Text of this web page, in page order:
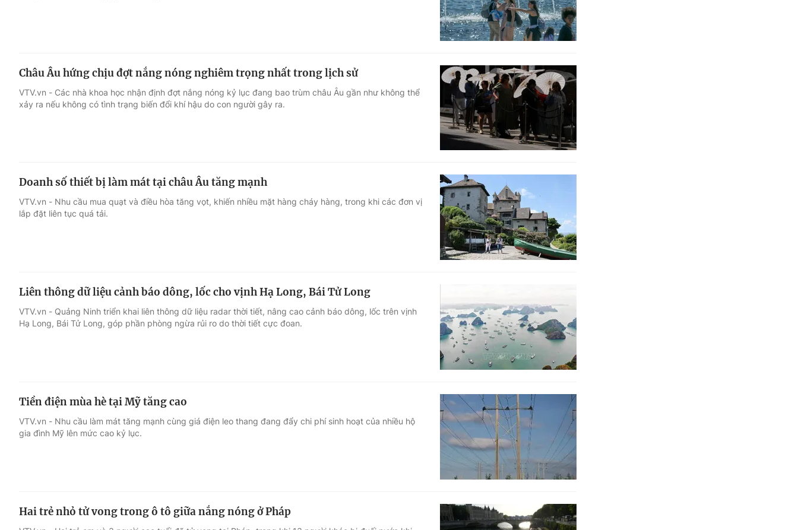
Châu Âu hứng chịu đợt nắng nóng nghiêm trọng nhất trong lịch sử
VTV.vn - Các nhà khoa học nhận định đợt nắng nóng kỷ lục đang bao trùm châu Âu gần như không thể
xảy ra nếu không có tình trạng biến đổi khí hậu do con người gây ra.
Doanh số thiết bị làm mát tại châu Âu tăng mạnh
VTV.vn - Nhu cầu mua quạt và điều hòa tăng vọt, khiến nhiều mặt hàng cháy hàng, trong khi các đơn vị
lắp đặt liên tục quá tải.
Liên thông dữ liệu cảnh báo dông, lốc cho vịnh Hạ Long, Bái Tử Long
VTV.vn - Quảng Ninh triển khai liên thông dữ liệu radar thời tiết, nâng cao cảnh báo dông, lốc trên vịnh
Hạ Long, Bái Tử Long, góp phần phòng ngừa rủi ro do thời tiết cực đoan.
Tiền điện mùa hè tại Mỹ tăng cao
VTV.vn - Nhu cầu làm mát tăng mạnh cùng giá điện leo thang đang đẩy chi phí sinh hoạt của nhiều hộ
gia đình Mỹ lên mức cao kỷ lục.
Hai trẻ nhỏ tử vong trong ô tô giữa nắng nóng ở Pháp